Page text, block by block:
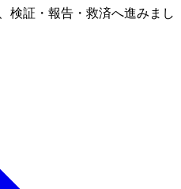
検証・報告・救済へ進みまし